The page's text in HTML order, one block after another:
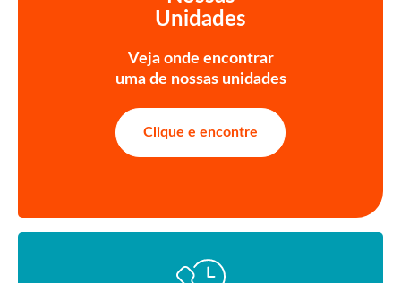
Unidades
Veja onde encontrar
uma de nossas unidades
Clique e encontre